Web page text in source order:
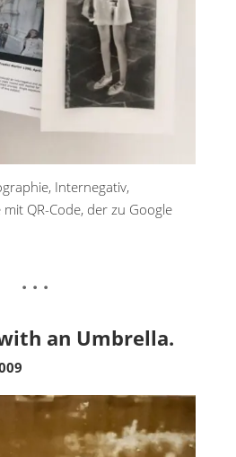
Internegativ,
QR-Code, der zu Google
. . .
an Umbrella.